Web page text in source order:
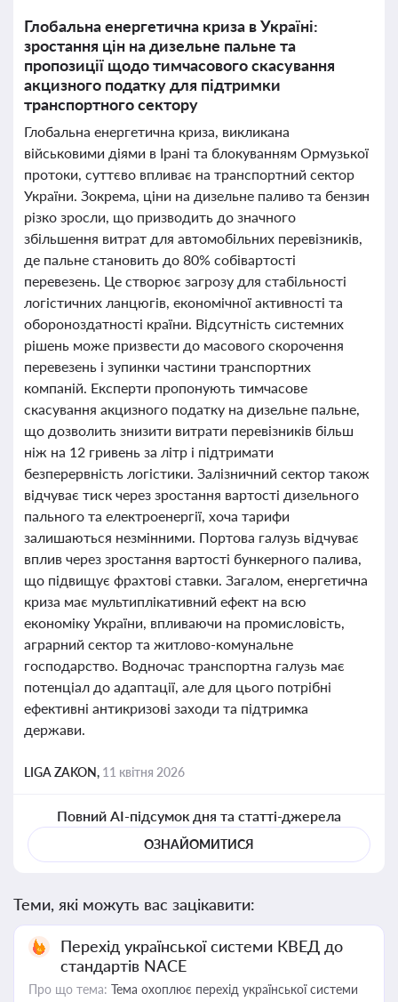
Глобальна енергетична криза в Україні:
зростання цін на дизельне пальне та
пропозиції щодо тимчасового скасування
акцизного податку для підтримки
транспортного сектору
Глобальна енергетична криза, викликана
військовими діями в Ірані та блокуванням Ормузької
протоки, суттєво впливає на транспортний сектор
України. Зокрема, ціни на дизельне паливо та бензин
різко зросли, що призводить до значного
збільшення витрат для автомобільних перевізників,
де пальне становить до 80% собівартості
перевезень. Це створює загрозу для стабільності
логістичних ланцюгів, економічної активності та
обороноздатності країни. Відсутність системних
рішень може призвести до масового скорочення
перевезень і зупинки частини транспортних
компаній. Експерти пропонують тимчасове
скасування акцизного податку на дизельне пальне,
що дозволить знизити витрати перевізників більш
ніж на 12 гривень за літр і підтримати
безперервність логістики. Залізничний сектор також
відчуває тиск через зростання вартості дизельного
пального та електроенергії, хоча тарифи
залишаються незмінними. Портова галузь відчуває
вплив через зростання вартості бункерного палива,
що підвищує фрахтові ставки. Загалом, енергетична
криза має мультиплікативний ефект на всю
економіку України, впливаючи на промисловість,
аграрний сектор та житлово-комунальне
господарство. Водночас транспортна галузь має
потенціал до адаптації, але для цього потрібні
ефективні антикризові заходи та підтримка
держави.
LIGA ZAKON, 11 квітня 2026
Повний AI-підсумок дня та статті-джерела
ОЗНАЙОМИТИСЯ
Теми, які можуть вас зацікавити:
Перехід української системи КВЕД до
стандартів NACE
Про що тема: Тема охоплює перехід української системи